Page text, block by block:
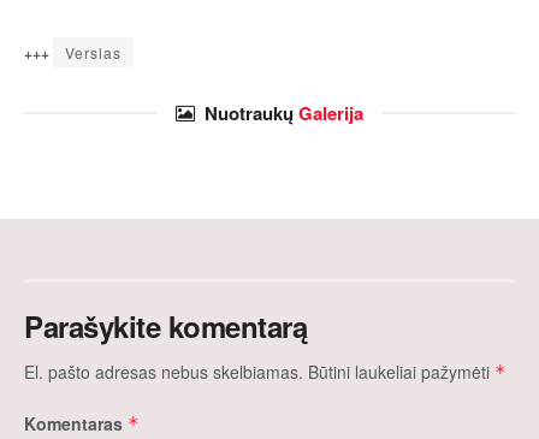
+++ Verslas
NuotraukųGalerija
Parašykite komentarą
El. pašto adresas nebus skelbiamas. Būtini laukeliai pažymėti *
Komentaras *